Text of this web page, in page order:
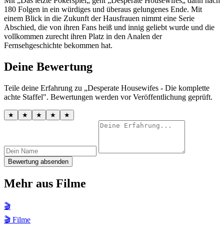
180 Folgen in ein würdiges und überaus gelungenes Ende. Mit
einem Blick in die Zukunft der Hausfrauen nimmt eine Serie
Abschied, die von ihren Fans heiß und innig geliebt wurde und die
vollkommen zurecht ihren Platz in den Analen der
Fernsehgeschichte bekommen hat.
Deine Bewertung
Teile deine Erfahrung zu „Desperate Housewifes - Die komplette
achte Staffel". Bewertungen werden vor Veröffentlichung geprüft.
★ ★ ★ ★ ★
Bewertung absenden
Mehr aus Filme
🎬
🎬 Filme